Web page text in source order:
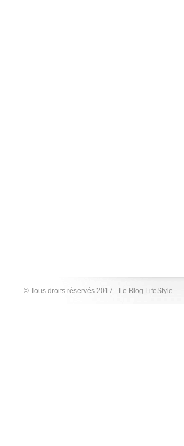
© Tous droits réservés 2017 - Le Blog LifeStyle